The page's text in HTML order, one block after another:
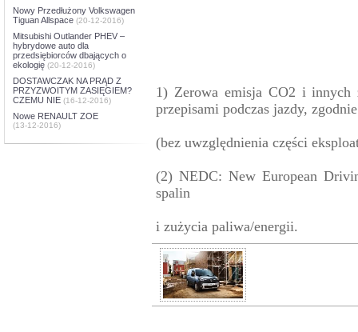
Nowy Przedłużony Volkswagen
Tiguan Allspace (20-12-2016)
Mitsubishi Outlander PHEV –
hybrydowe auto dla
przedsiębiorców dbających o
ekologię (20-12-2016)
DOSTAWCZAK NA PRĄD Z
PRZYZWOITYM ZASIĘGIEM?
CZEMU NIE (16-12-2016)
Nowe RENAULT ZOE
(13-12-2016)
1) Zerowa emisja CO2 i innych
przepisami podczas jazdy,
(bez uwzględnienia części
(2) NEDC: New European
spalin
i zużycia paliwa/energii.